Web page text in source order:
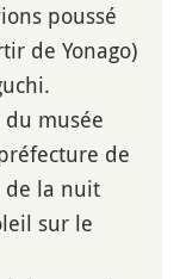
poussé
de Yonago)
musée
de
de la nuit
sur le